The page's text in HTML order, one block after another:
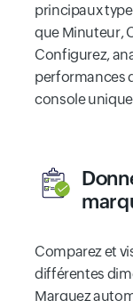
principaux
que Minuteur,
Configurez,
performances
console
Comparez et
différentes
Marquez